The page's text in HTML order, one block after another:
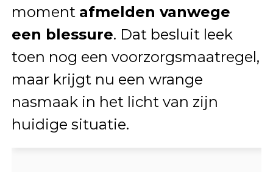
moment afmelden vanwege
een blessure. Dat besluit leek
toen nog een voorzorgsmaatregel,
maar krijgt nu een wrange
nasmaak in het licht van zijn
huidige situatie.